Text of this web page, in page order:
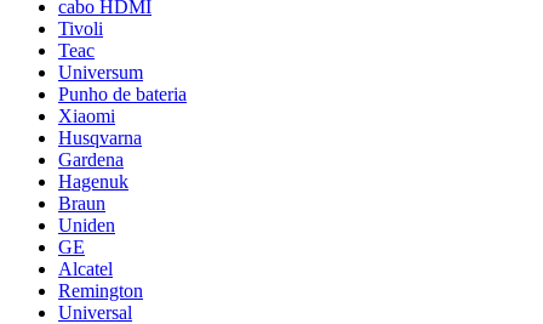
cabo HDMI
Tivoli
Teac
Universum
Punho de bateria
Xiaomi
Husqvarna
Gardena
Hagenuk
Braun
Uniden
GE
Alcatel
Remington
Universal